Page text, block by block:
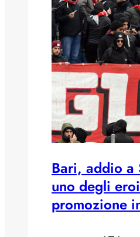
Bari, addio a
uno degli
promozione